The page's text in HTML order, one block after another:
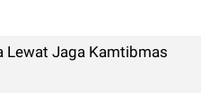
Lewat Jaga Kamtibmas